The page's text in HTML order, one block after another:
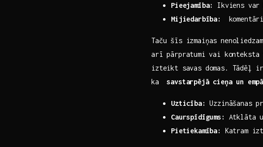
Pieejamība:
Ikviens var
Mijiedarbība:
Taču šīs izmaiņas
arī pārpratumi⁣ vai ​konteksta⁣
izteikt savas ‍domas. Tādēļ
ka ​savstarpējā cieņa un
Uzticība: Uzzināšanas
Caurspīdīgums:
Atklāta
Pietiekamība:
Katram